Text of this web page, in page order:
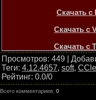
Скачать с
Скачать с
Скачать с
Просмотров: 449 |
Теги: 4.12.4657, soft,
Рейтинг: 0.0/0
Всего комментариев: 0